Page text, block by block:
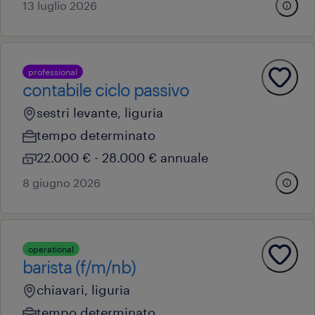
13 luglio 2026
professional
contabile ciclo passivo
sestri levante, liguria
tempo determinato
22.000 € - 28.000 € annuale
8 giugno 2026
operational
barista (f/m/nb)
chiavari, liguria